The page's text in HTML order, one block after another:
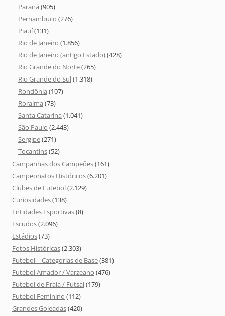
Paraná (905)
Pernambuco (276)
Piauí(131)
Rio de Janeiro (1.856)
Rio de Janeiro (antigo Estado)(428)
Rio Grande do Norte(265)
Rio Grande do Sul(1.318)
Rondônia (107)
Roraima (73)
Santa Catarina (1.041)
São Paulo (2.443)
Sergipe(271)
Tocantins(52)
Campanhas dos Campeões(161)
Campeonatos Históricos(6.201)
Clubes de Futebol(2.129)
Curiosidades(138)
Entidades Esportivas(8)
Escudos(2.096)
Estádios(73)
Fotos Históricas(2.303)
Futebol – Categorias de Base(381)
Futebol Amador / Varzeano (476)
Futebol de Praia / Futsal(179)
Futebol Feminino (112)
Grandes Goleadas(420)